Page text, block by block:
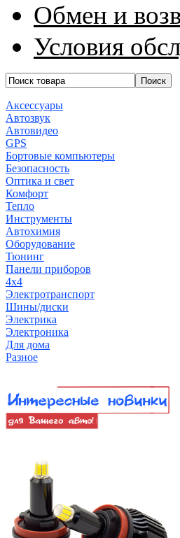
Обмен и
Условия
Аксессуары
Автозвук
Автовидео
GPS
Бортовые компьютеры
Безопасность
Оптика и свет
Комфорт
Тепло
Инструменты
Автохимия
Оборудование
Тюнинг
Панели приборов
4x4
Электротранспорт
Шины/диски
Электрика
Электроника
Для дома
Разное